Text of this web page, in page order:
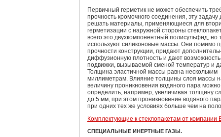
Первичный герметик не может обеспечить
прочность кромочного соединения, эту
решать материалы, применяющиеся для
герметизации с наружной стороны
всего это двухкомпонентный полисульфид, но
используют силиконовые массы. Они помимо
прочности конструкции, придают
диффузионную плотность и дают возможность
подвижки, вызываемой сменой температур и
Толщина эластичной массы равна нескольким
миллиметрам. Влияние толщины слоя массы
величину проникновения водяного пара можно
определить, например, увеличивая толщину
до 5 мм, при этом проникновение водяного
при одних тех же условиях больше чем на
Комплектующие к стеклопакетам от компании
СПЕЦИАЛЬНЫЕ ИНЕРТНЫЕ ГАЗЫ.